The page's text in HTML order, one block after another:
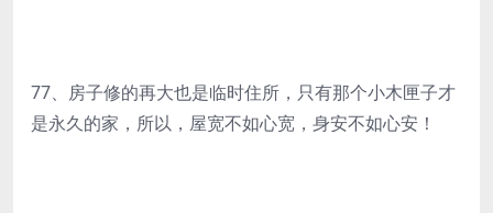
77、房子修的再大也是临时住所，只有那个小木匣子才
是永久的家，所以，屋宽不如心宽，身安不如心安！